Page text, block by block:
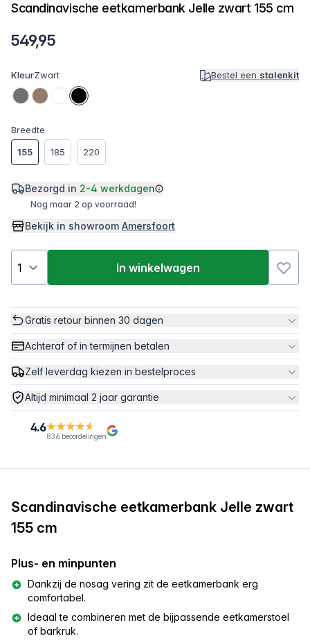
Scandinavische eetkamerbank Jelle zwart 155 cm
549,95
KleurZwart Bestel een stalenkit
Breedte
155
185 220
Bezorgd in 2-4 werkdagen
Nog maar 2 op voorraad!
Bekijk in showroom Amersfoort
In winkelwagen
Gratis retour binnen 30 dagen
Achteraf of in termijnen betalen
Zelf leverdag kiezen in bestelproces
Altijd minimaal 2 jaar garantie
4.6
836 beoordelingen
Scandinavische eetkamerbank Jelle zwart
155 cm
Plus- en minpunten
Dankzij de nosag vering zit de eetkamerbank erg
comfortabel.
Ideaal te combineren met de bijpassende eetkamerstoel
of barkruk.